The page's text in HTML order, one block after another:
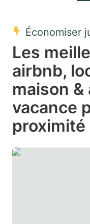
select
date.
Press
question
mark
key
Économiser
Les
airbnb,
maison
vacance
proximité